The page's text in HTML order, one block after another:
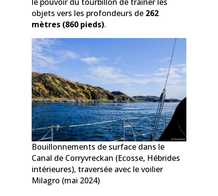
objets vers les profondeurs de 262
mètres (860 pieds).
Bouillonnements de surface dans le
Canal de Corryvreckan (Ecosse, Hébrides
intérieures), traversée avec le voilier
Milagro (mai 2024)